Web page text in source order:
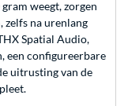
weegt, zorgen
zelfs na urenlang
Spatial Audio,
een configureerbare
uitrusting van de